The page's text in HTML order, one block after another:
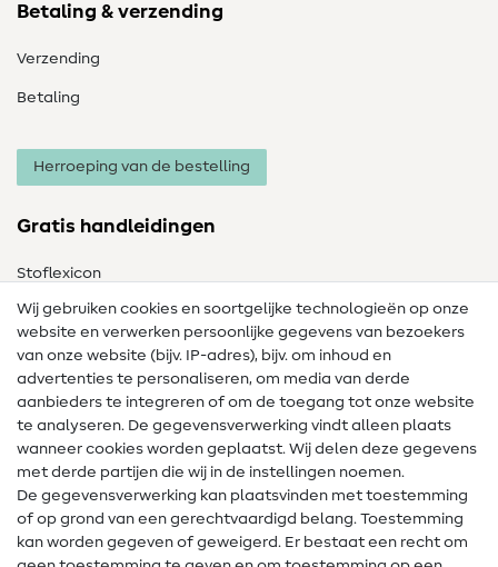
Betaling & verzending
Verzending
Betaling
Herroeping van de bestelling
Gratis handleidingen
Stoflexicon
Naailexicon
Gratis Naaipatronen
Hulp & contact
Contact
Wijziging van eigenaar
FAQ
Herroepingsrecht
Wij gebruiken cookies en soortgelijke technologieën op onze
website en verwerken persoonlijke gegevens van bezoekers
van onze website (bijv. IP-adres), bijv. om inhoud en
advertenties te personaliseren, om media van derde
aanbieders te integreren of om de toegang tot onze website
te analyseren. De gegevensverwerking vindt alleen plaats
wanneer cookies worden geplaatst. Wij delen deze gegevens
met derde partijen die wij in de instellingen noemen.
De gegevensverwerking kan plaatsvinden met toestemming
of op grond van een gerechtvaardigd belang. Toestemming
kan worden gegeven of geweigerd. Er bestaat een recht om